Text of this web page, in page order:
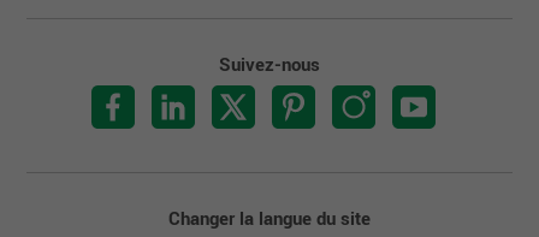
Suivez-nous
Changer la langue du site